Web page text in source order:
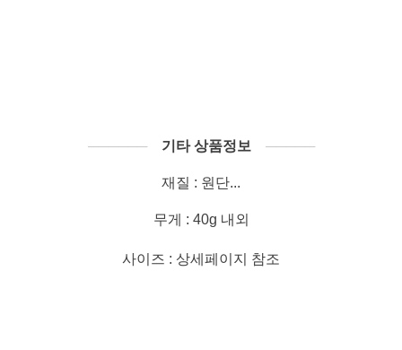
────── 기타 상품정보 ─────
재질 : 원단...
무게 : 40g 내외
사이즈 : 상세페이지 참조